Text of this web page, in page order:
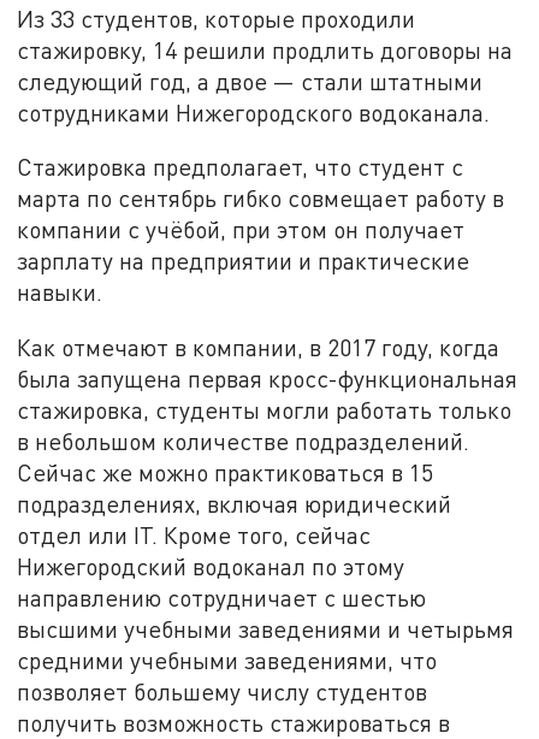
Из 33 студентов, которые проходили
стажировку, 14 решили продлить договоры на
следующий год, а двое — стали штатными
сотрудниками Нижегородского водоканала.
Стажировка предполагает, что студент с
марта по сентябрь гибко совмещает работу в
компании с учёбой, при этом он получает
зарплату на предприятии и практические
навыки.
Как отмечают в компании, в 2017 году, когда
была запущена первая кросс-функциональная
стажировка, студенты могли работать только
в небольшом количестве подразделений.
Сейчас же можно практиковаться в 15
подразделениях, включая юридический
отдел или IT. Кроме того, сейчас
Нижегородский водоканал по этому
направлению сотрудничает с шестью
высшими учебными заведениями и четырьмя
средними учебными заведениями, что
позволяет большему числу студентов
получить возможность стажироваться в